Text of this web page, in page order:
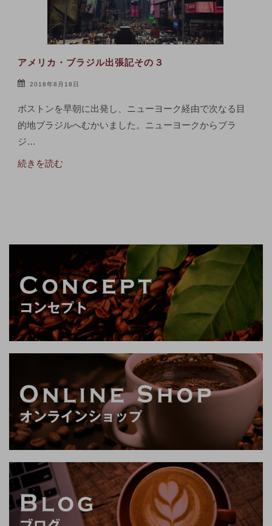
アメリカ・ブラジル出張記その３
2018年8月18日
ボストンを早朝に出発し、ニューヨーク経由で次なる目
的地ブラジルへむかいました。ニューヨークからブラ
ジ…
続きを読む